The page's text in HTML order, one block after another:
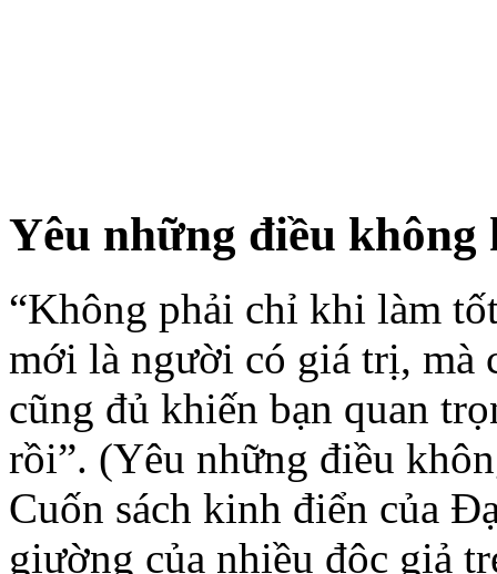
Yêu những điều không
“Không phải chỉ khi làm
mới là người có giá trị, mà
cũng đủ khiến bạn quan
rồi”. (Yêu những điều
Cuốn sách kinh điển của
giường của nhiều độc giả